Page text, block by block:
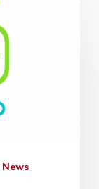
News